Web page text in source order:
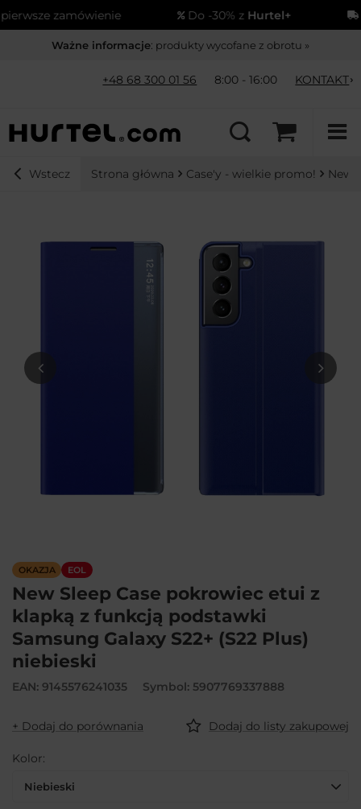
zamówienie Do -30% zHurtel+
Ważne informacje: produkty wycofane z obrotu »
+48 68 300 01 56 8:00 - 16:00 KONTAKT
Wstecz Strona główna Case'y - wielkie promo! New
OKAZJA EOL
New Sleep Case pokrowiec etui z
klapką z funkcją podstawki
Samsung Galaxy S22+ (S22 Plus)
niebieski
EAN: 9145576241035 Symbol: 5907769337888
+ Dodaj do porównania Dodaj do listy zakupowej
Kolor
Niebieski